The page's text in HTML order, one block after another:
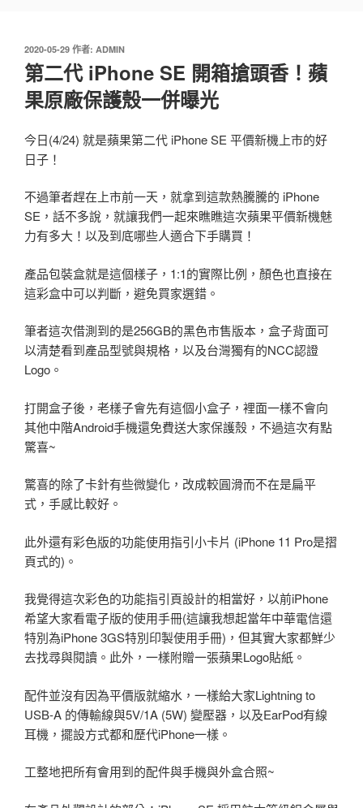
發
佈
於
2020-05-29 作者: ADMIN
第二代 iPhone SE 開箱搶頭香！蘋
果原廠保護殼一併曝光
今日(4/24) 就是蘋果第二代 iPhone SE 平價新機上市的好
日子！
不過筆者趕在上市前一天，就拿到這款熱騰騰的 iPhone
SE，話不多說，就讓我們一起來瞧瞧這次蘋果平價新機魅
力有多大！以及到底哪些人適合下手購買！
產品包裝盒就是這個樣子，1:1的實際比例，顏色也直接在
這彩盒中可以判斷，避免買家選錯。
筆者這次借測到的是256GB的黑色市售版本，盒子背面可
以清楚看到產品型號與規格，以及台灣獨有的NCC認證
Logo。
打開盒子後，老樣子會先有這個小盒子，裡面一樣不會向
其他中階Android手機還免費送大家保護殼，不過這次有點
驚喜~
驚喜的除了卡針有些微變化，改成較圓滑而不在是扁平
式，手感比較好。
此外還有彩色版的功能使用指引小卡片 (iPhone 11 Pro是摺
頁式的)。
我覺得這次彩色的功能指引頁設計的相當好，以前iPhone
希望大家看電子版的使用手冊(這讓我想起當年中華電信還
特別為iPhone 3GS特別印製使用手冊)，但其實大家都鮮少
去找尋與閱讀。此外，一樣附贈一張蘋果Logo貼紙。
配件並沒有因為平價版就縮水，一樣給大家Lightning to
USB-A 的傳輸線與5V/1A (5W) 變壓器，以及EarPod有線
耳機，擺設方式都和歷代iPhone一樣。
工整地把所有會用到的配件與手機與外盒合照~